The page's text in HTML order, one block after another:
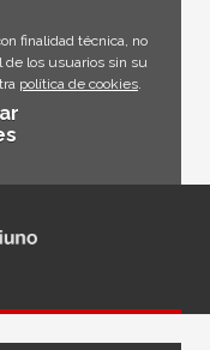
finalidad técnica, no
de los usuarios sin su
política de cookies.